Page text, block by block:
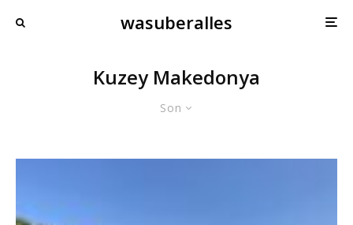
wasuberalles
Kuzey Makedonya
Son